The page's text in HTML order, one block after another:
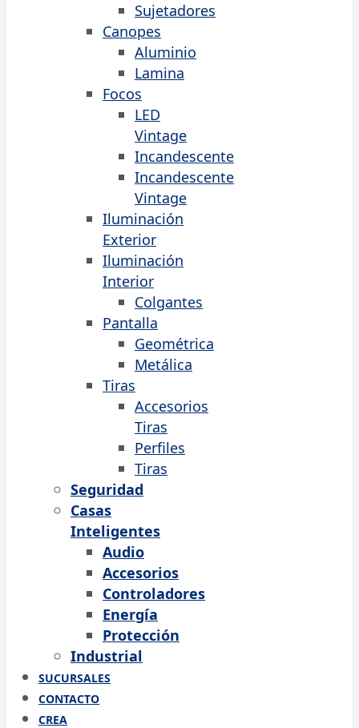
Sujetadores
Canopes
Aluminio
Lamina
Focos
LED
Vintage
Incandescente
Incandescente
Vintage
Iluminación
Exterior
Iluminación
Interior
Colgantes
Pantalla
Geométrica
Metálica
Tiras
Accesorios
Tiras
Perfiles
Tiras
Seguridad
Casas
Inteligentes
Audio
Accesorios
Controladores
Energía
Protección
Industrial
SUCURSALES
CONTACTO
CREA